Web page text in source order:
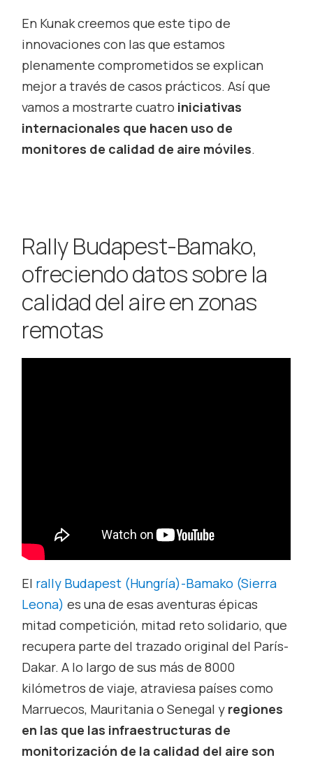
En Kunak creemos que este tipo de
innovaciones con las que estamos
plenamente comprometidos se explican
mejor a través de casos prácticos. Así que
vamos a mostrarte cuatro iniciativas
internacionales que hacen uso de
monitores de calidad de aire móviles.
Rally Budapest-Bamako,
ofreciendo datos sobre la
calidad del aire en zonas
remotas
El rally Budapest (Hungría)-Bamako (Sierra
Leona) es una de esas aventuras épicas
mitad competición, mitad reto solidario, que
recupera parte del trazado original del París-
Dakar. A lo largo de sus más de 8000
kilómetros de viaje, atraviesa países como
Marruecos, Mauritania o Senegal y regiones
en las que las infraestructuras de
monitorización de la calidad del aire son